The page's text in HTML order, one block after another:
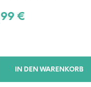
€
€
17,99 €.
IN DEN WARENKORB